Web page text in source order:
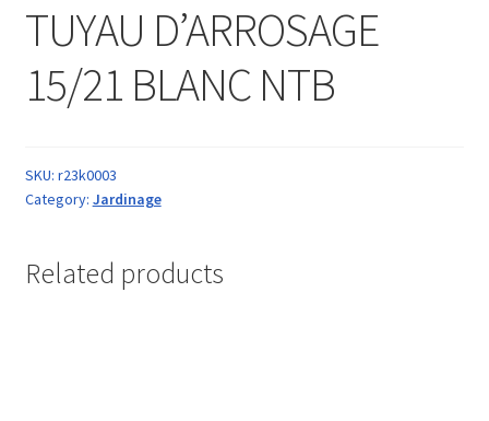
TUYAU D’ARROSAGE
15/21 BLANC NTB
SKU: r23k0003
Category: Jardinage
Related products